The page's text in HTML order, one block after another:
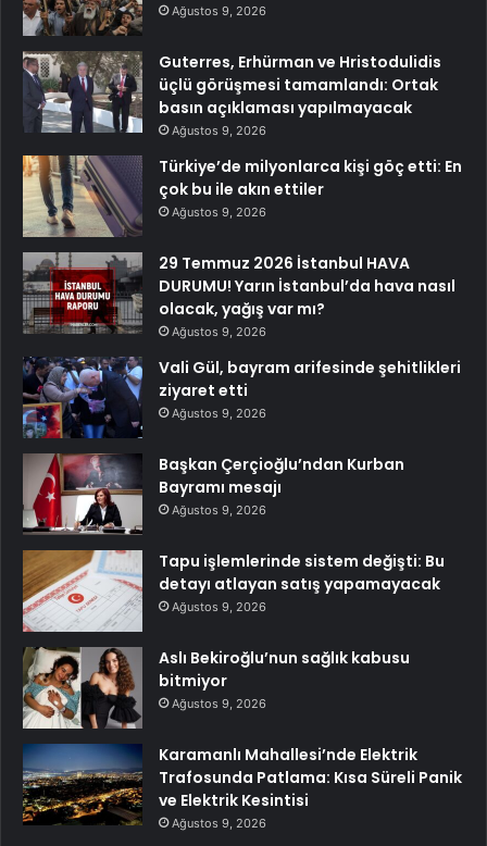
Ağustos 9, 2026
Guterres, Erhürman ve Hristodulidis
üçlü görüşmesi tamamlandı: Ortak
basın açıklaması yapılmayacak
Ağustos 9, 2026
Türkiye’de milyonlarca kişi göç etti: En
çok bu ile akın ettiler
Ağustos 9, 2026
29 Temmuz 2026 İstanbul HAVA
DURUMU! Yarın İstanbul’da hava nasıl
olacak, yağış var mı?
Ağustos 9, 2026
Vali Gül, bayram arifesinde şehitlikleri
ziyaret etti
Ağustos 9, 2026
Başkan Çerçioğlu’ndan Kurban
Bayramı mesajı
Ağustos 9, 2026
Tapu işlemlerinde sistem değişti: Bu
detayı atlayan satış yapamayacak
Ağustos 9, 2026
Aslı Bekiroğlu’nun sağlık kabusu
bitmiyor
Ağustos 9, 2026
Karamanlı Mahallesi’nde Elektrik
Trafosunda Patlama: Kısa Süreli Panik
ve Elektrik Kesintisi
Ağustos 9, 2026